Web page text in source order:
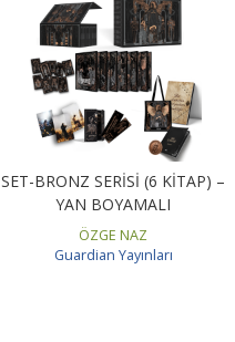
SET-BRONZ SERİSİ (6 KİTAP) –
YAN BOYAMALI
ÖZGE NAZ
Guardian Yayınları